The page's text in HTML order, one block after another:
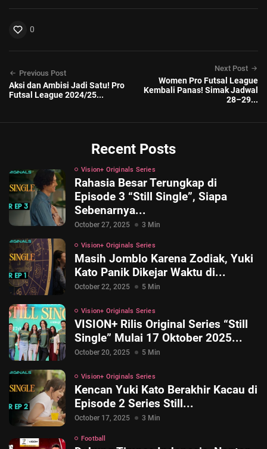
0
Previous Post
Aksi dan Ambisi Jadi Satu! Pro
Futsal League 2024/25...
Next Post
Women Pro Futsal League
Kembali Panas! Simak Jadwal
28–29...
Recent Posts
Vision+ Originals Series
Rahasia Besar Terungkap di
Episode 3 “Still Single”, Siapa
Sebenarnya...
October 27, 2025 3 Min
Vision+ Originals Series
Masih Jomblo Karena Zodiak, Yuki
Kato Panik Dikejar Waktu di...
October 22, 2025 5 Min
Vision+ Originals Series
VISION+ Rilis Original Series “Still
Single” Mulai 17 Oktober 2025...
October 20, 2025 5 Min
Vision+ Originals Series
Kencan Yuki Kato Berakhir Kacau di
Episode 2 Series Still...
October 17, 2025 3 Min
Football